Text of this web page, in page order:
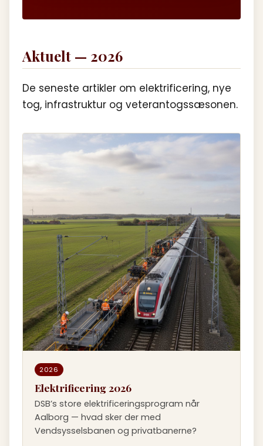
Aktuelt — 2026
De seneste artikler om elektrificering, nye
tog, infrastruktur og veterantogssæsonen.
2026
Elektrificering 2026
DSB’s store elektrificeringsprogram når
Aalborg — hvad sker der med
Vendsysselsbanen og privatbanerne?